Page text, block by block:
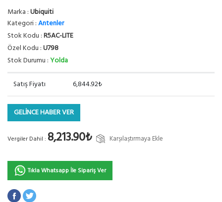
Marka :Ubiquiti
Kategori :Antenler
Stok Kodu :R5AC-LITE
Özel Kodu :U798
Stok Durumu :Yolda
Satış Fiyatı 6,844.92₺
GELİNCE HABER VER
Vergiler Dahil : 8,213.90₺ Karşılaştırmaya Ekle
Tıkla Whatsapp İle Sipariş Ver